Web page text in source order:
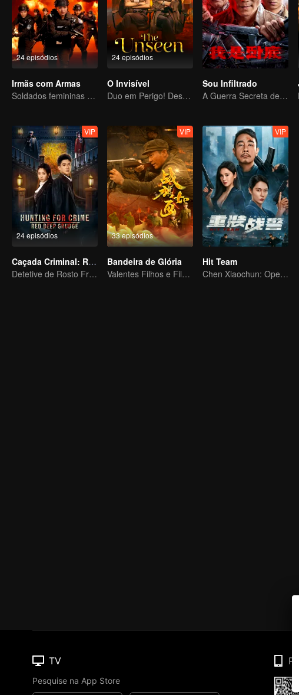
24 episódios
Irmãs com Armas
Soldados femininas erradicando o crime
24 episódios
O Invisível
Duo em Perigo! Desmascarando o Mal do Sudeste Asiático
Sou Infiltrado
A Guerra Secreta de Collin Chou
24 episódios
VIP
Caçada Criminal: Rancor Profundo
Detetive de Rosto Frio Desvenda Casos Bizarros e Caça Assassinos
33 episódios
VIP
Bandeira de Glória
Valentes Filhos e Filhas, Lutando para Defender a Pátria na Guerra da Coreia
VIP
Hit Team
Chen Xiaochun: Operação Limpeza
TV
Pesquise na App Store